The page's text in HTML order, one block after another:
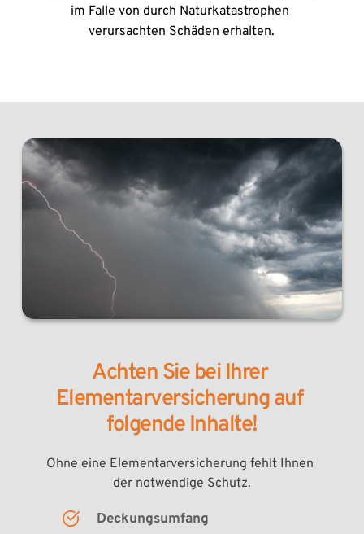
im Falle von durch Naturkatastrophen
verursachten Schäden erhalten.
Achten Sie bei Ihrer
Elementarversicherung auf
folgende Inhalte!
Ohne eine Elementarversicherung fehlt Ihnen
der notwendige Schutz.
Deckungsumfang